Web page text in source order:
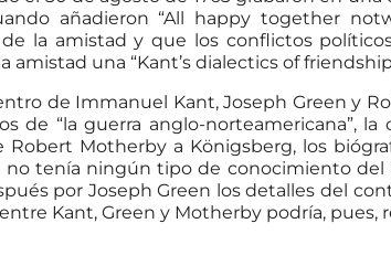
añadieron “All happy together
la amistad y que los conflictos
una “Kant’s dialectics of
de Immanuel Kant, Joseph Green y
de “la guerra anglo-norteamericana”,
Motherby a Königsberg, los
no tenía ningún tipo de conocimiento
por Joseph Green los detalles del
Kant, Green y Motherby podría, pues,